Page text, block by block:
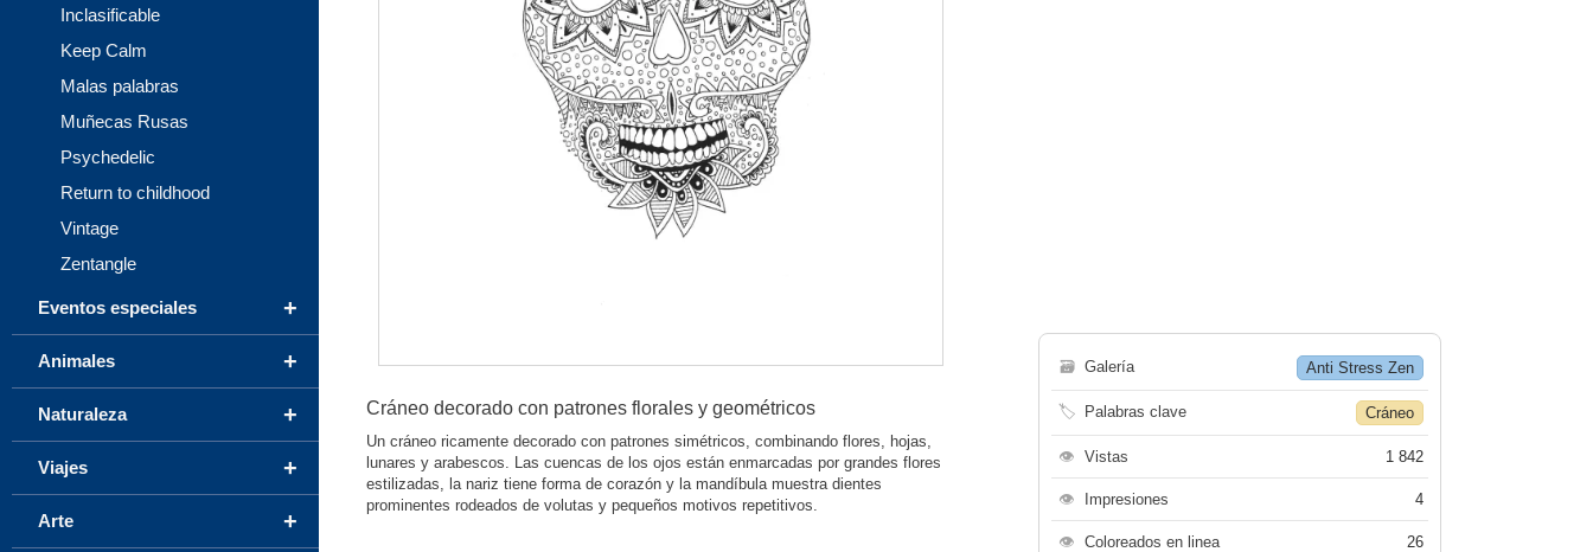
Cráneo decorado con patrones florales y geométricos
Un cráneo ricamente decorado con patrones simétricos, combinando flores, hojas,
lunares y arabescos. Las cuencas de los ojos están enmarcadas por grandes flores
estilizadas, la nariz tiene forma de corazón y la mandíbula muestra dientes
prominentes rodeados de volutas y pequeños motivos repetitivos.
🗃 Galería Anti Stress Zen
🏷 Palabras clave Cráneo
👁 Vistas 1 842
👁 Impresiones 4
👁 Coloreados en linea 26
Inclasificable
Keep Calm
Malas palabras
Muñecas Rusas
Psychedelic
Return to childhood
Vintage
Zentangle
+
Eventos especiales
+
Animales
+
Naturaleza
+
Viajes
+
Arte